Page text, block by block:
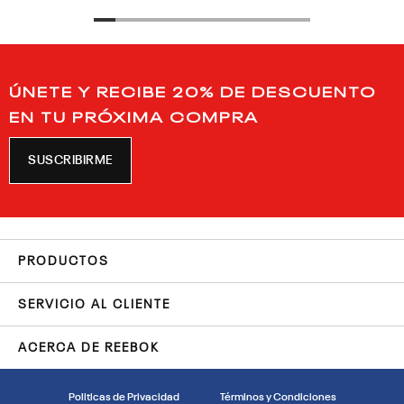
ÚNETE Y RECIBE 20% DE DESCUENTO
EN TU PRÓXIMA COMPRA
SUSCRIBIRME
PRODUCTOS
SERVICIO AL CLIENTE
ACERCA DE REEBOK
Politicas de Privacidad Términos y Condiciones